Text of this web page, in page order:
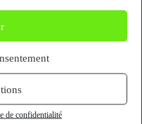
de confidentialité
et ses
Cela permet de
file de modération.
s’enregistrent sur notre